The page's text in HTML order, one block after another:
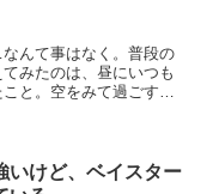
んて事はなく。普段の
みたのは、昼にいつも
と。空をみて過ごすの
かね〜
いけど、ベイスター